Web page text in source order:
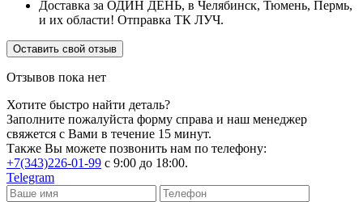
Доставка за ОДИН ДЕНЬ, в Челябинск, Тюмень, Пермь,
и их области! Отправка ТК ЛУЧ.
Оставить свой отзыв
Отзывов пока нет
Хотите быстро найти деталь?
Заполните пожалуйста форму справа и наш менеджер
свяжется с Вами в течение 15 минут.
Также Вы можете позвонить нам по телефону:
+7(343)226-01-99 с 9:00 до 18:00.
Telegram